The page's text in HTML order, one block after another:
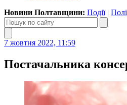
Новини Полтавщини: Події|
7 жовтня 2022, 11:59
Постачальника